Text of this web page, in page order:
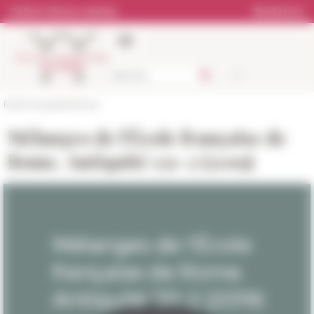
École française de Rome
Mélanges de l'École française de
Rome. Antiquité 131-2 (2019)
Cookies management panel